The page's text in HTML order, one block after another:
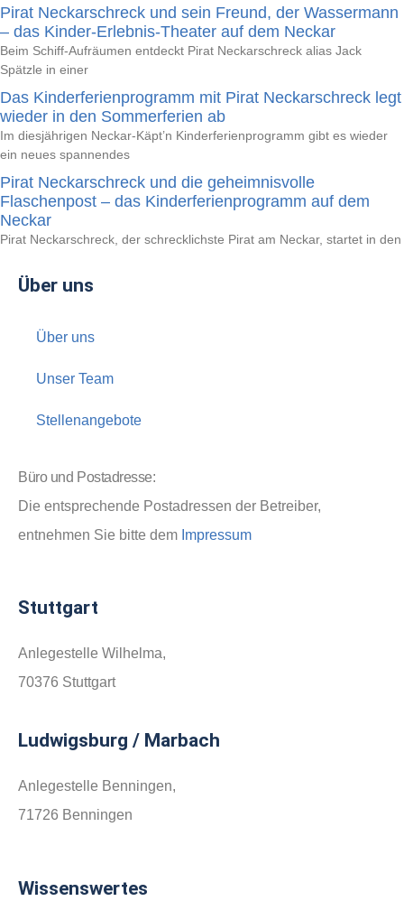
Pirat Neckarschreck und sein Freund, der Wassermann
– das Kinder-Erlebnis-Theater auf dem Neckar
Beim Schiff-Aufräumen entdeckt Pirat Neckarschreck alias Jack
Spätzle in einer
Das Kinderferienprogramm mit Pirat Neckarschreck legt
wieder in den Sommerferien ab
Im diesjährigen Neckar-Käpt’n Kinderferienprogramm gibt es wieder
ein neues spannendes
Pirat Neckarschreck und die geheimnisvolle
Flaschenpost – das Kinderferienprogramm auf dem
Neckar
Pirat Neckarschreck, der schrecklichste Pirat am Neckar, startet in den
Über uns
Über uns
Unser Team
Stellenangebote
Büro und Postadresse:
Die entsprechende Postadressen der Betreiber,
entnehmen Sie bitte dem Impressum
Stuttgart
Anlegestelle Wilhelma,
70376 Stuttgart
Ludwigsburg / Marbach
Anlegestelle Benningen,
71726 Benningen
Wissenswertes